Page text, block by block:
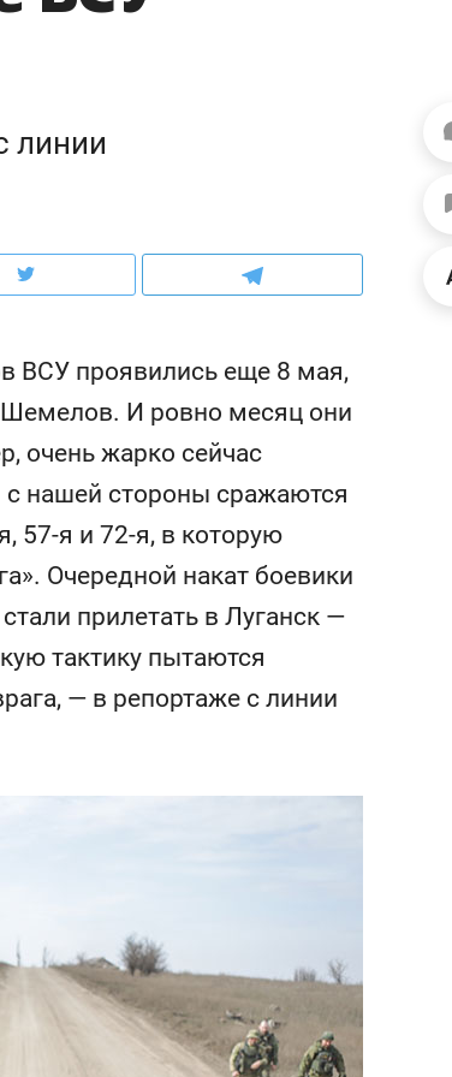
линии
ВСУ проявились еще 8 мая,
Шемелов. И ровно месяц они
очень жарко сейчас
нашей стороны сражаются
57-я и 72-я, в которую
Очередной накат боевики
прилетать в Луганск —
тактику пытаются
— в репортаже с линии
«Фороса»:
невроз» –
считает
Наседкина: «Ремонт
с мебелью за 2
для меня это